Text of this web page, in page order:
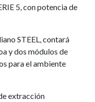
5, con potencia de
STEEL, contará
y dos módulos de
para el ambiente
extracción